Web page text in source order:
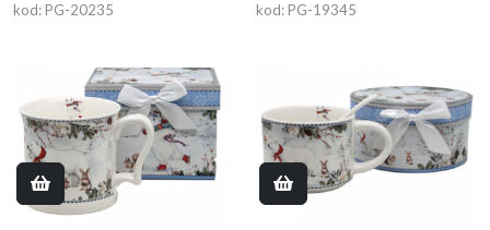
kod: PG-20235 kod: PG-19345